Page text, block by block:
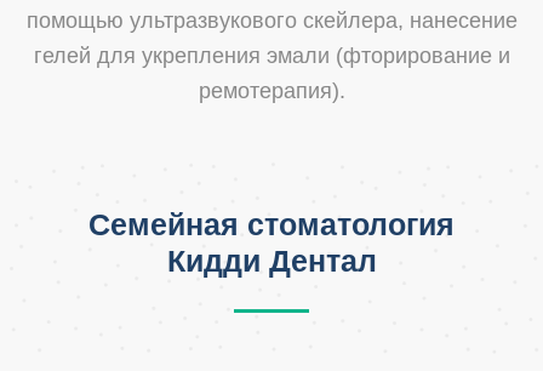
помощью ультразвукового скейлера, нанесение
гелей для укрепления эмали (фторирование и
ремотерапия).
Семейная стоматология
Кидди Дентал